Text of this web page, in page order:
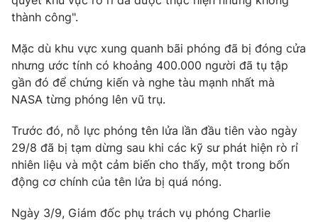
Sao
Chất lượng cuộc sống
Giáo dục
Tuyển sinh
Học trực tuyến
Công nghệ
Hitech Công nghệ tương lai
Thị trường
Tư vấn
Giao lưu trực tuyến
Lịch phát sóng
Chuyên mục khác
Emagazine Podcast
thành công".
Mặc dù khu vực xung quanh bãi phóng đã bị đóng cửa
nhưng ước tính có khoảng 400.000 người đã tụ tập
gần đó để chứng kiến và nghe tàu mạnh nhất mà
NASA từng phóng lên vũ trụ.
Trước đó, nỗ lực phóng tên lửa lần đầu tiên vào ngày
29/8 đã bị tạm dừng sau khi các kỹ sư phát hiện rò rỉ
nhiên liệu và một cảm biến cho thấy, một trong bốn
động cơ chính của tên lửa bị quá nóng.
Ngày 3/9, Giám đốc phụ trách vụ phóng Charlie